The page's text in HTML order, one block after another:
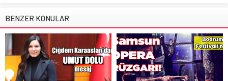
BENZER KONULAR